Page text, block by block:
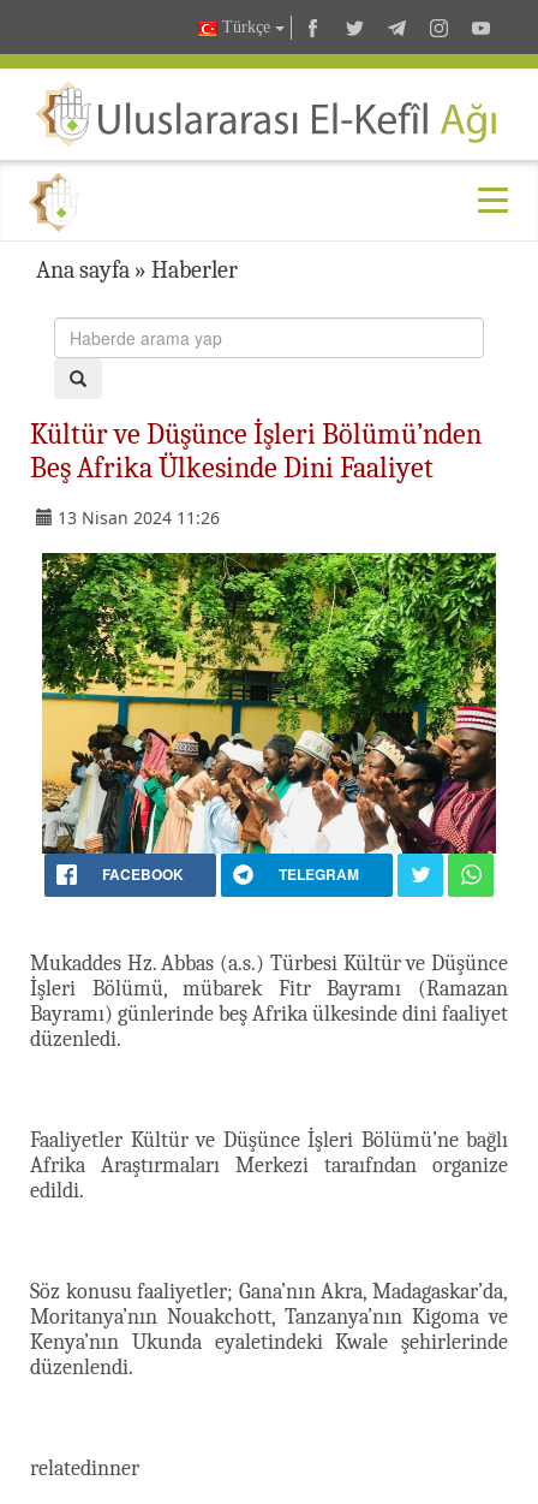
Türkçe
Ana sayfa » Haberler
Kültür ve Düşünce İşleri Bölümü’nden
Beş Afrika Ülkesinde Dini Faaliyet
13 Nisan 2024 11:26
FACEBOOK TELEGRAM
Mukaddes Hz. Abbas (a.s.) Türbesi Kültür ve Düşünce
İşleri Bölümü, mübarek Fitr Bayramı (Ramazan
Bayramı) günlerinde beş Afrika ülkesinde dini faaliyet
düzenledi.
Faaliyetler Kültür ve Düşünce İşleri Bölümü’ne bağlı
Afrika Araştırmaları Merkezi taraıfndan organize
edildi.
Söz konusu faaliyetler; Gana’nın Akra, Madagaskar’da,
Moritanya’nın Nouakchott, Tanzanya’nın Kigoma ve
Kenya’nın Ukunda eyaletindeki Kwale şehirlerinde
düzenlendi.
relatedinner